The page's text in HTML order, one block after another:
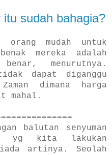
sudah bahagia?
mudah untuk
mereka adalah
menurutnya.
dapat diganggu
dimana harga
mahal.
balutan senyuman
yg kita lakukan
artinya. Seolah